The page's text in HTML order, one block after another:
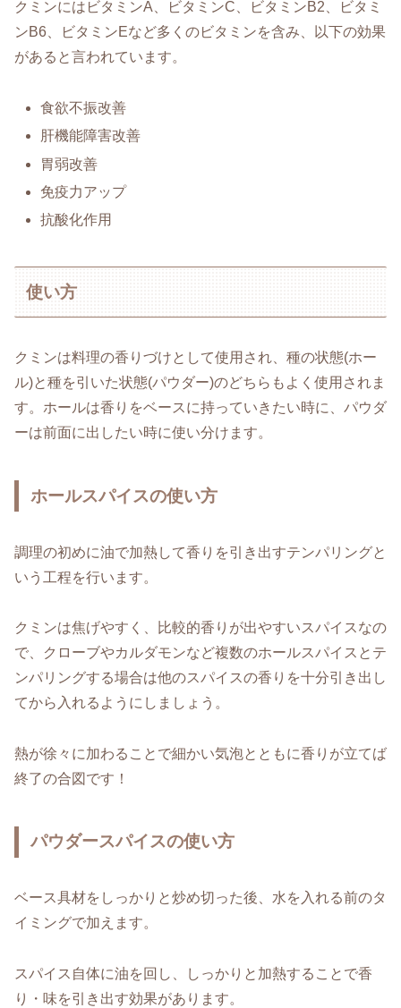
クミンにはビタミンA、ビタミンC、ビタミンB2、ビタミ
ンB6、ビタミンEなど多くのビタミンを含み、以下の効果
があると言われています。
食欲不振改善
肝機能障害改善
胃弱改善
免疫力アップ
抗酸化作用
使い方
クミンは料理の香りづけとして使用され、種の状態(ホー
ル)と種を引いた状態(パウダー)のどちらもよく使用されま
す。ホールは香りをベースに持っていきたい時に、パウダ
ーは前面に出したい時に使い分けます。
ホールスパイスの使い方
調理の初めに油で加熱して香りを引き出すテンパリングと
いう工程を行います。
クミンは焦げやすく、比較的香りが出やすいスパイスなの
で、クローブやカルダモンなど複数のホールスパイスとテ
ンパリングする場合は他のスパイスの香りを十分引き出し
てから入れるようにしましょう。
熱が徐々に加わることで細かい気泡とともに香りが立てば
終了の合図です！
パウダースパイスの使い方
ベース具材をしっかりと炒め切った後、水を入れる前のタ
イミングで加えます。
スパイス自体に油を回し、しっかりと加熱することで香
り・味を引き出す効果があります。